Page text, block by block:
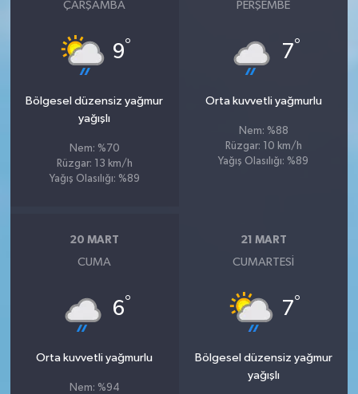
ÇARŞAMBA
9°
Bölgesel düzensiz yağmur
yağışlı
Nem: %70
Rüzgar: 13 km/h
Yağış Olasılığı: %89
PERŞEMBE
7°
Orta kuvvetli yağmurlu
Nem: %88
Rüzgar: 10 km/h
Yağış Olasılığı: %89
20 MART
CUMA
6°
Orta kuvvetli yağmurlu
Nem: %94
21 MART
CUMARTESI
7°
Bölgesel düzensiz yağmur
yağışlı